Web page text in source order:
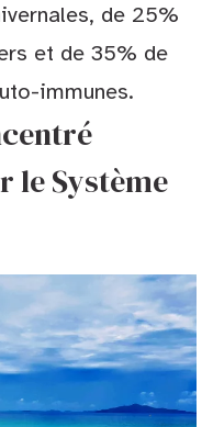
de 25%
et de 35% de
immunes.
le Système